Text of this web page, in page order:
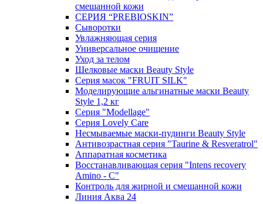
смешанной кожи
СЕРИЯ “PREBIOSKIN”
Сыворотки
Увлажняющая серия
Универсальное очищение
Уход за телом
Шелковые маски Beauty Style
Серия масок "FRUIT SILK"
Моделирующие альгинатные маски Beauty
Style 1,2 кг
Серия "Modellage"
Cерия Lovely Care
Несмываемые маски-пудинги Beauty Style
Антивозрастная серия "Taurine & Resveratrol"
Аппаратная косметика
Восстанавливающая серия "Intens recovery
Amino - C"
Контроль для жирной и смешанной кожи
Линия Аква 24